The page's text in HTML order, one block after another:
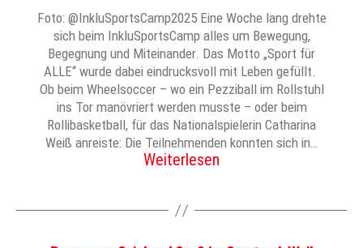
Foto: @InkluSportsCamp2025 Eine Woche lang drehte
sich beim InkluSportsCamp alles um Bewegung,
Begegnung und Miteinander. Das Motto „Sport für
ALLE“ wurde dabei eindrucksvoll mit Leben gefüllt.
Ob beim Wheelsoccer – wo ein Pezziball im Rollstuhl
ins Tor manövriert werden musste – oder beim
Rollibasketball, für das Nationalspielerin Catharina
Weiß anreiste: Die Teilnehmenden konnten sich in…
Weiterlesen